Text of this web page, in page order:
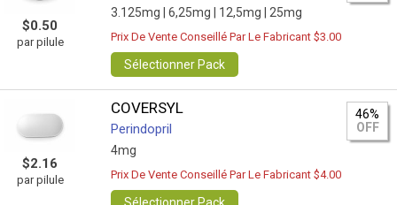
$0.50
par pilule
3.125mg | 6,25mg | 12,5mg | 25mg
Prix De Vente Conseillé Par Le Fabricant $3.00
Sélectionner Pack
$2.16
par pilule
COVERSYL
Perindopril
4mg
46%
OFF
Prix De Vente Conseillé Par Le Fabricant $4.00